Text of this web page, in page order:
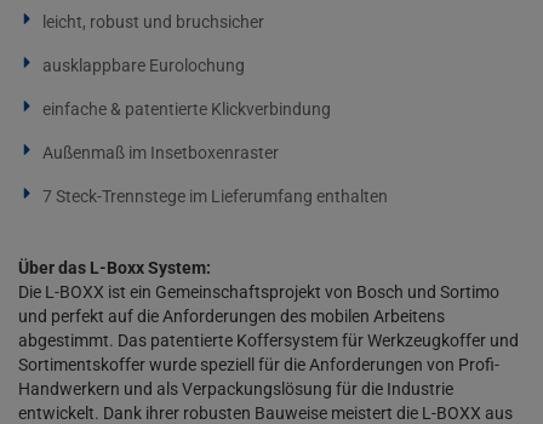
leicht, robust und bruchsicher
ausklappbare Eurolochung
einfache & patentierte Klickverbindung
Außenmaß im Insetboxenraster
7 Steck-Trennstege im Lieferumfang enthalten
Über das L-Boxx System:
Die L-BOXX ist ein Gemeinschaftsprojekt von Bosch und Sortimo
und perfekt auf die Anforderungen des mobilen Arbeitens
abgestimmt. Das patentierte Koffersystem für Werkzeugkoffer und
Sortimentskoffer wurde speziell für die Anforderungen von Profi-
Handwerkern und als Verpackungslösung für die Industrie
entwickelt. Dank ihrer robusten Bauweise meistert die L-BOXX aus